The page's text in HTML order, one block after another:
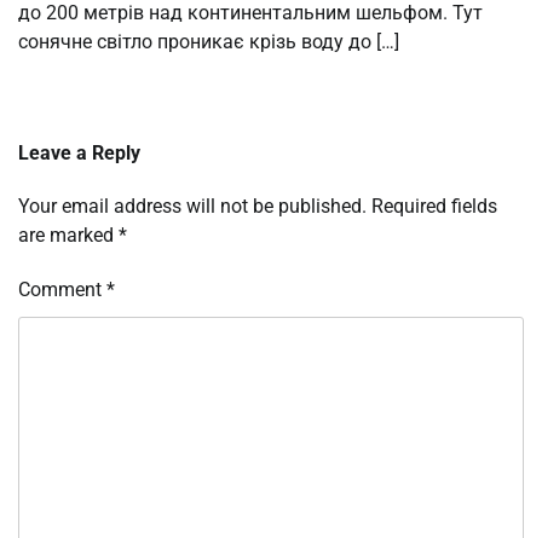
до 200 метрів над континентальним шельфом. Тут
сонячне світло проникає крізь воду до […]
Leave a Reply
Your email address will not be published. Required fields
are marked *
Comment *